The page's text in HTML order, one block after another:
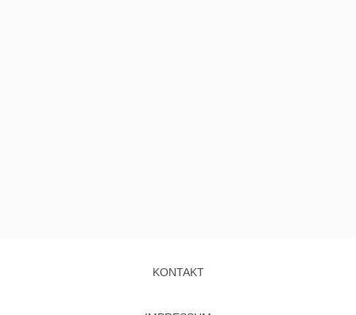
KONTAKT